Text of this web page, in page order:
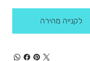
לקנייה מהירה